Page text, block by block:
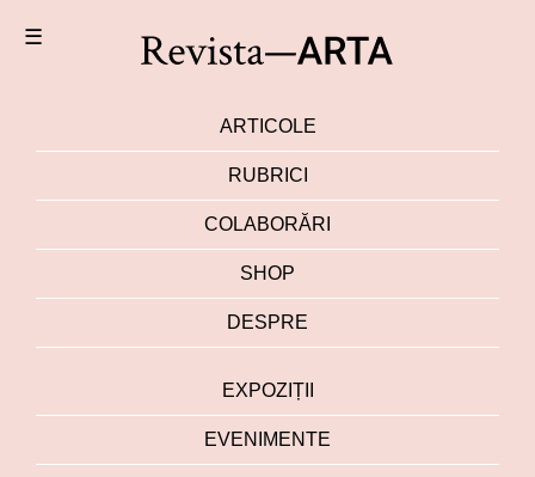
☰
ARTICOLE
RUBRICI
COLABORĂRI
SHOP
DESPRE
EXPOZIȚII
EVENIMENTE